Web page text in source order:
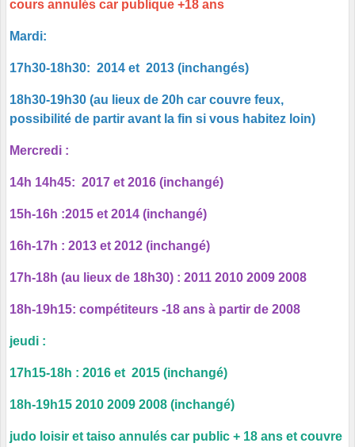
cours annulés car publique +18 ans
Mardi:
17h30-18h30: 2014 et 2013 (inchangés)
18h30-19h30 (au lieux de 20h car couvre feux,
possibilité de partir avant la fin si vous habitez loin)
Mercredi :
14h 14h45: 2017 et 2016 (inchangé)
15h-16h :2015 et 2014 (inchangé)
16h-17h : 2013 et 2012 (inchangé)
17h-18h (au lieux de 18h30) : 2011 2010 2009 2008
18h-19h15: compétiteurs -18 ans à partir de 2008
jeudi :
17h15-18h : 2016 et 2015 (inchangé)
18h-19h15 2010 2009 2008 (inchangé)
judo loisir et taiso annulés car public + 18 ans et couvre